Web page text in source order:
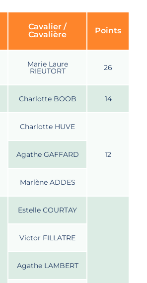
Cavalier /
Cavalière
Points
Marie Laure
RIEUTORT 26
Charlotte BOOB 14
Charlotte HUVE
12
Agathe GAFFARD
Marlène ADDES
Estelle COURTAY
Victor FILLATRE
Agathe LAMBERT